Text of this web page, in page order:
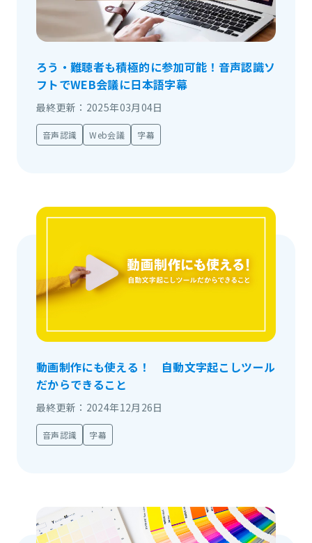
ろう・難聴者も積極的に参加可能！音声認識ソ
フトでWEB会議に日本語字幕
最終更新：2025年03月04日
音声認識 Web会議 字幕
動画制作にも使える！ 自動文字起こしツール
だからできること
最終更新：2024年12月26日
音声認識 字幕